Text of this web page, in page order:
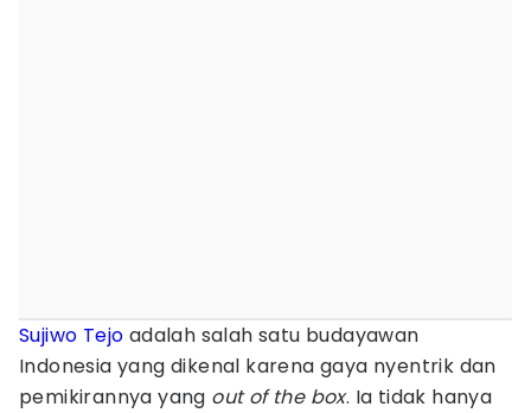
Sujiwo Tejo adalah salah satu budayawan
Indonesia yang dikenal karena gaya nyentrik dan
pemikirannya yang out of the box. Ia tidak hanya